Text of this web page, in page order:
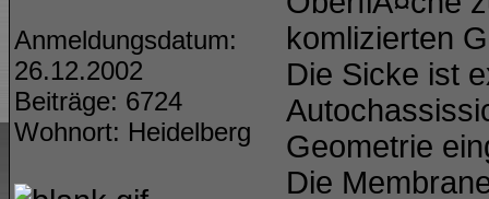
Anmeldungsdatum:
26.12.2002
Beiträge: 6724
Wohnort: Heidelberg
komlizierten
Die Sicke ist
Geometrie
Die